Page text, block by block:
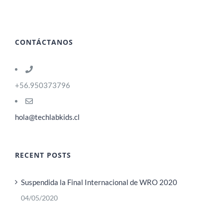
CONTÁCTANOS
+56.950373796
hola@techlabkids.cl
RECENT POSTS
Suspendida la Final Internacional de WRO 2020
04/05/2020